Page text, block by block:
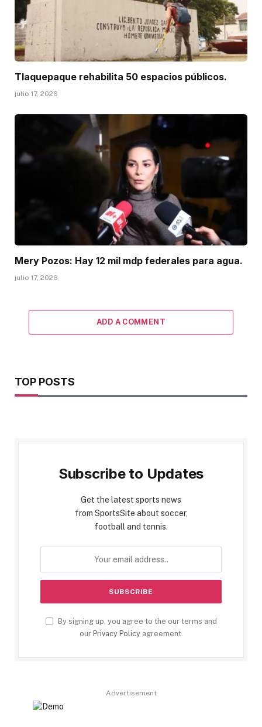
Tlaquepaque rehabilita 50 espacios públicos.
julio 17, 2026
Mery Pozos: Hay 12 mil mdp federales para agua.
julio 17, 2026
ADD A COMMENT
TOP POSTS
Subscribe to Updates
Get the latest sports news
from SportsSite about soccer,
football and tennis.
By signing up, you agree to the our terms and
our Privacy Policyagreement.
Advertisement